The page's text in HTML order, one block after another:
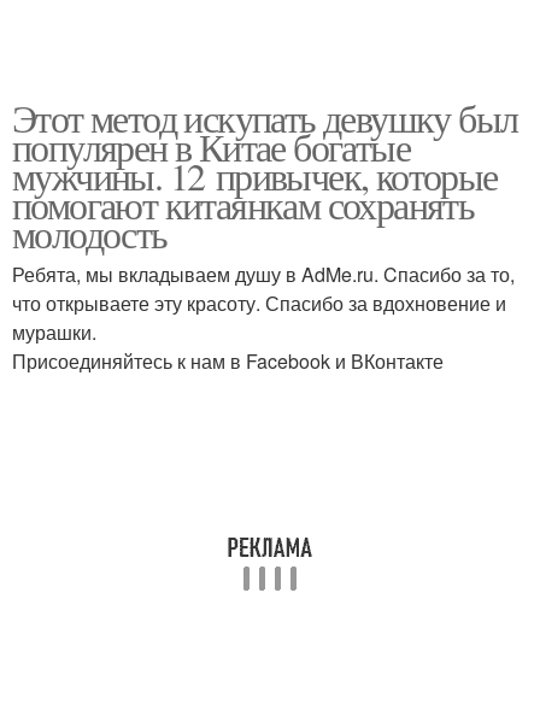
Этот метод искупать девушку был
популярен в Китае богатые
мужчины. 12 привычек, которые
помогают китаянкам сохранять
молодость
Ребята, мы вкладываем душу в AdMe.ru. Cпасибо за то,
что открываете эту красоту. Спасибо за вдохновение и
мурашки.
Присоединяйтесь к нам в Facebook и ВКонтакте